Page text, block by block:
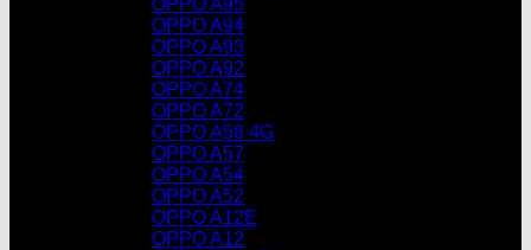
OPPO A95
OPPO A94
OPPO A93
OPPO A92
OPPO A74
OPPO A72
OPPO A58 4G
OPPO A57
OPPO A54
OPPO A52
OPPO A12E
OPPO A12